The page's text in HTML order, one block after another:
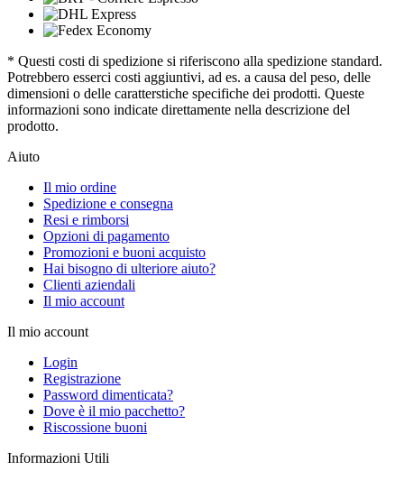
* Questi costi di spedizione si riferiscono alla spedizione standard.
Potrebbero esserci costi aggiuntivi, ad es. a causa del peso, delle
dimensioni o delle caratterstiche specifiche dei prodotti. Queste
informazioni sono indicate direttamente nella descrizione del
prodotto.
Aiuto
Il mio ordine
Spedizione e consegna
Resi e rimborsi
Opzioni di pagamento
Promozioni e buoni acquisto
Hai bisogno di ulteriore aiuto?
Clienti aziendali
Il mio account
Il mio account
Login
Registrazione
Password dimenticata?
Dove è il mio pacchetto?
Riscossione buoni
Informazioni Utili